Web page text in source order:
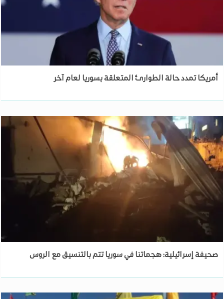
أمريكا تمدد حالة الطوارئ المتعلقة بسوريا لعام آخر
صحيفة إسرائيلية: هجماتنا في سوريا تتم بالتنسيق مع الروس